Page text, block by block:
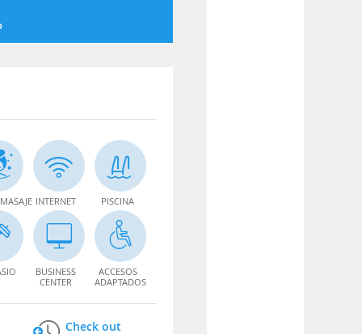
INTERNET PISCINA
BUSINESS
CENTER
ACCESOS
ADAPTADOS
Check out